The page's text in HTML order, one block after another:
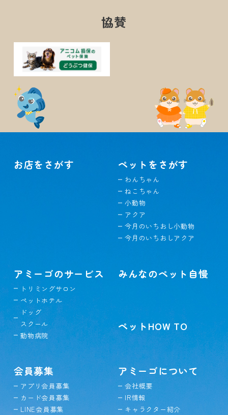
協賛
お店をさがす ペットをさがす
わんちゃん
ねこちゃん
小動物
アクア
今月のいちおし小動物
今月のいちおしアクア
アミーゴのサービス
トリミングサロン
ペットホテル
ドッグ
スクール
動物病院
みんなのペット自慢
ペットHOW TO
会員募集
アプリ会員募集
カード会員募集
LINE会員募集
アミーゴについて
会社概要
IR情報
キャラクター紹介